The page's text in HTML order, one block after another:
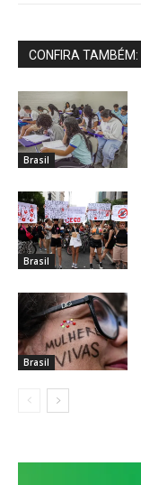
CONFIRA TAMBÉM:
Brasil
Brasil
Brasil